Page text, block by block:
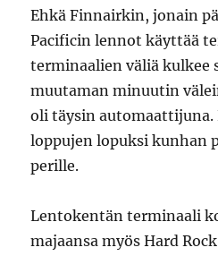
Ehkä Finnairkin, jonain
Pacificin lennot käyttää
terminaalien väliä kulkee
muutaman minuutin
oli täysin automaattijuna.
loppujen lopuksi kunhan
perille.
Lentokentän terminaali
majaansa myös Hard